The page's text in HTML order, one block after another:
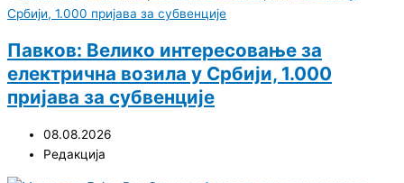
Павков: Велико интересовање за
електрична возила у Србији, 1.000
пријава за субвенције
08.08.2026
Редакција